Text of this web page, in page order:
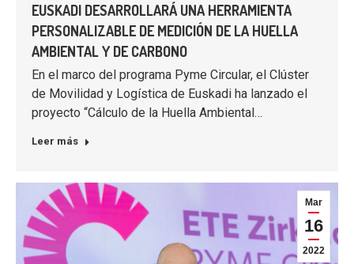
EUSKADI DESARROLLARÁ UNA HERRAMIENTA
PERSONALIZABLE DE MEDICIÓN DE LA HUELLA
AMBIENTAL Y DE CARBONO
En el marco del programa Pyme Circular, el Clúster
de Movilidad y Logística de Euskadi ha lanzado el
proyecto “Cálculo de la Huella Ambiental…
Leer más
Mar
16
2022